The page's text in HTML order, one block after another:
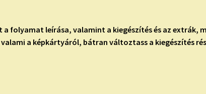
folyamat leírása, valamint a kiegészítés és az extrák,
a képkártyáról, bátran változtass a kiegészítés